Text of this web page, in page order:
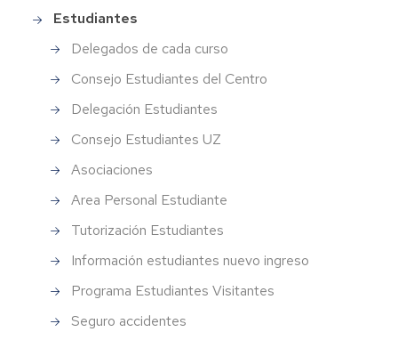
Estudiantes
Delegados de cada curso
Consejo Estudiantes del Centro
Delegación Estudiantes
Consejo Estudiantes UZ
Asociaciones
Area Personal Estudiante
Tutorización Estudiantes
Información estudiantes nuevo ingreso
Programa Estudiantes Visitantes
Seguro accidentes